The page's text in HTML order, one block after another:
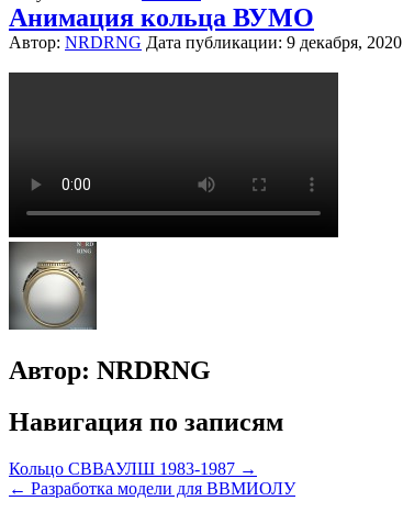
Анимация кольца ВУМО
Автор: NRDRNG Дата публикации: 9 декабря, 2020
Автор: NRDRNG
Навигация по записям
Кольцо СВВАУЛШ 1983-1987 →
← Разработка модели для ВВМИОЛУ